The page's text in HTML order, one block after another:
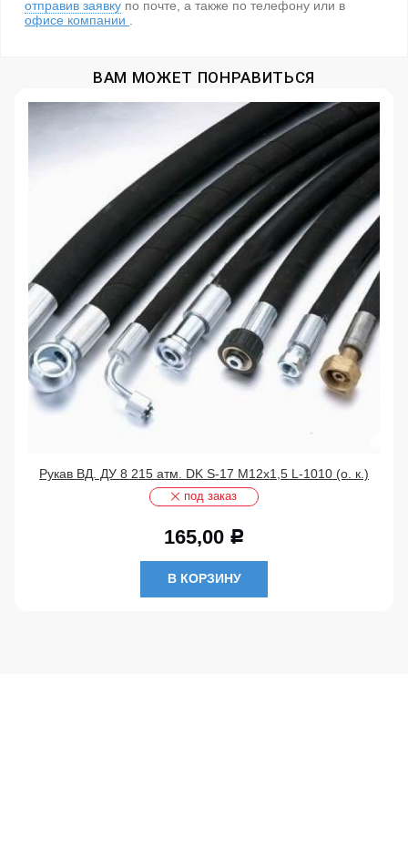
отправив заявку по почте, а также по телефону или в
офисе компании
ВАМ МОЖЕТ ПОНРАВИТЬСЯ
Рукав ВД. ДУ 8 215 атм. DK S-17 М12х1,5 L-1010 (о. к.)
под заказ
165,00 Р
В КОРЗИНУ